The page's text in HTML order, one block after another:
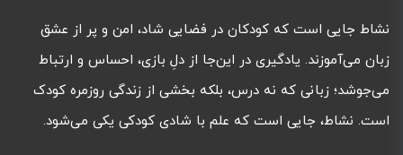
نشاط جایی است که کودکان در فضایی شاد، امن و پر از عشق
زبان می‌آموزند. یادگیری در این‌جا از دلِ بازی، احساس و ارتباط
می‌جوشد؛ زبانی که نه درس، بلکه بخشی از زندگی روزمره کودک
است. نشاط، جایی است که علم با شادی کودکی یکی می‌شود.